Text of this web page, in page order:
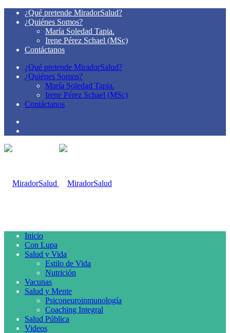
¿Qué pretende MiradorSalud?
¿Quiénes Somos?
María Soledad Tapia.
Irene Pérez Schael (MSc)
Contáctanos
¿Qué pretende MiradorSalud?
¿Quiénes Somos?
María Soledad Tapia.
Irene Pérez Schael (MSc)
Contáctanos
Inicio
Con Lupa
Salud y Vida
Estilo de Vida
Nutrición
Vacunas
Salud y Mente
Psiconeuroinmunología
Coaching Integral
Salud Pública
Videos